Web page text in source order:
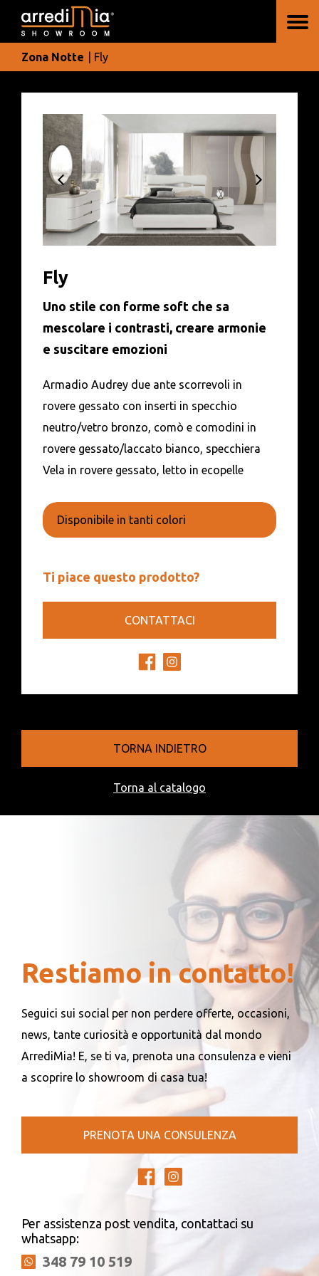
Zona Notte | Fly
Fly
Uno stile con forme soft che sa
mescolare i contrasti, creare armonie
e suscitare emozioni
Armadio Audrey due ante scorrevoli in
rovere gessato con inserti in specchio
neutro/vetro bronzo, comò e comodini in
rovere gessato/laccato bianco, specchiera
Vela in rovere gessato, letto in ecopelle
Disponibile in tanti colori
Ti piace questo prodotto?
CONTATTACI
TORNA INDIETRO
Torna al catalogo
Restiamo in contatto!
Seguici sui social per non perdere offerte, occasioni,
news, tante curiosità e opportunità dal mondo
ArrediMia! E, se ti va, prenota una consulenza e vieni
a scoprire lo showroom di casa tua!
PRENOTA UNA CONSULENZA
Per assistenza post vendita, contattaci su
whatsapp:
348 79 10 519